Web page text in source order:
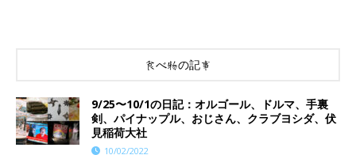
食べ物の記事
9/25〜10/1の日記：オルゴール、ドルマ、手裏
剣、パイナップル、おじさん、クラブヨシダ、伏
見稲荷大社
10/02/2022